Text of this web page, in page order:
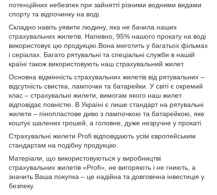
потенційних небезпек при зайнятті різними водними видами
спорту та відпочинку на воді.
Складно навіть уявити людину, яка не бачила наших
страхувальних жилетів. Напевно, 95% нашого прокату на воді
використовує цю продукцію.Вона миготить у багатьох фільмах
і серіалах. Багато рятувальні та спеціальні служби в нашій
країні також використовують наш страхувальний жилет.
Основна відмінність страхувальних жилетів від рятувальних –
відсутність свистка, лампочки та батарейки. У світі є окремий
клас – страхувальні жилети, вимогам якого наш жилет
відповідає повністю. В Україні є лише стандарт на рятувальні
жилети – пінопластове диво з лампочкою та батарейкою, яке
коштує шалених грошей, а головне, дуже незручне у прокаті.
Страхувальні жилети Profi відповідають усім європейським
стандартам на подібну продукцію.
Матеріали, що використовуються у виробництві
страхувальних жилетів «Profi», не вигоряють і не гниють, а
значить Ваша покупка – це надійна та довговічна інвестиція у
безпеку.